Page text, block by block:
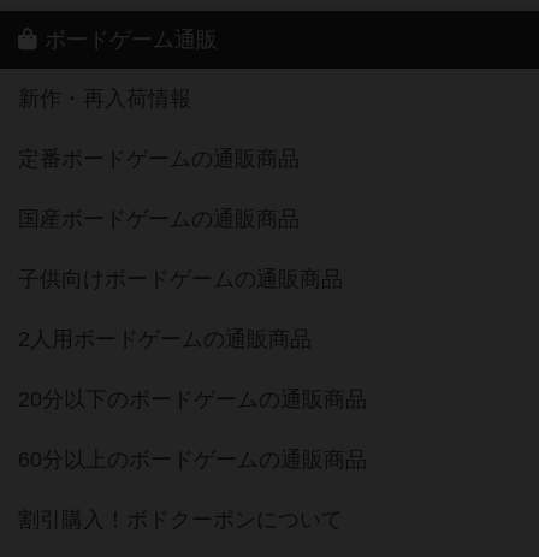
ボードゲーム通販
新作・再入荷情報
定番ボードゲームの通販商品
国産ボードゲームの通販商品
子供向けボードゲームの通販商品
2人用ボードゲームの通販商品
20分以下のボードゲームの通販商品
60分以上のボードゲームの通販商品
割引購入！ボドクーポンについて